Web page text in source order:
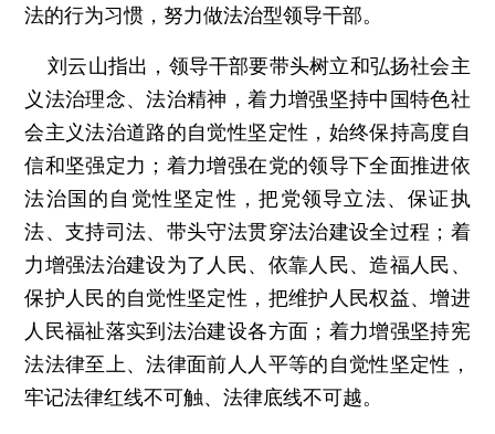
法的行为习惯，努力做法治型领导干部。
刘云山指出，领导干部要带头树立和弘扬社会主
义法治理念、法治精神，着力增强坚持中国特色社
会主义法治道路的自觉性坚定性，始终保持高度自
信和坚强定力；着力增强在党的领导下全面推进依
法治国的自觉性坚定性，把党领导立法、保证执
法、支持司法、带头守法贯穿法治建设全过程；着
力增强法治建设为了人民、依靠人民、造福人民、
保护人民的自觉性坚定性，把维护人民权益、增进
人民福祉落实到法治建设各方面；着力增强坚持宪
法法律至上、法律面前人人平等的自觉性坚定性，
牢记法律红线不可触、法律底线不可越。